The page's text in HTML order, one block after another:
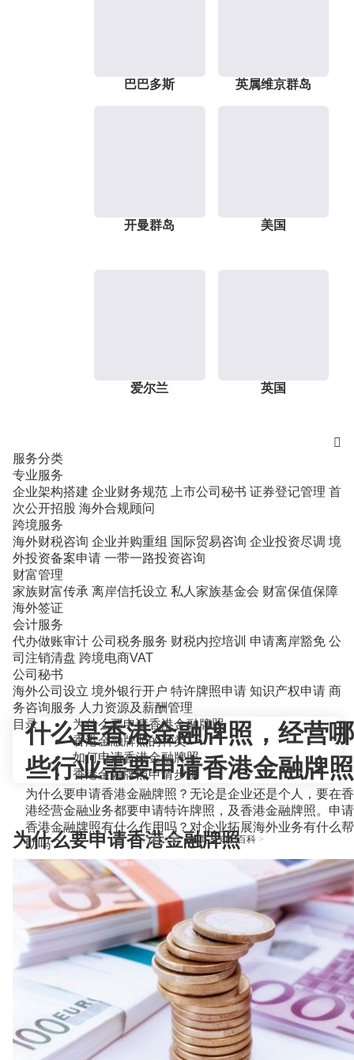
巴巴多斯 英属维京群岛
开曼群岛 美国
爱尔兰 英国

服务分类
专业服务
企业架构搭建 企业财务规范 上市公司秘书 证券登记管理 首
次公开招股 海外合规顾问
跨境服务
海外财税咨询 企业并购重组 国际贸易咨询 企业投资尽调 境
外投资备案申请 一带一路投资咨询
财富管理
家族财富传承 离岸信托设立 私人家族基金会 财富保值保障
海外签证
会计服务
代办做账审计 公司税务服务 财税内控培训 申请离岸豁免 公
司注销清盘 跨境电商VAT
公司秘书
海外公司设立 境外银行开户 特许牌照申请 知识产权申请 商
务咨询服务 人力资源及薪酬管理
当前位置：首页>知识百科>
什么是香港金融牌照，经营哪
些行业需要申请香港金融牌照
为什么要申请香港金融牌照？无论是企业还是个人，要在香
港经营金融业务都要申请特许牌照，及香港金融牌照。申请
香港金融牌照有什么作用吗？对企业拓展海外业务有什么帮
助吗？
目录
为什么要申请香港金融牌照
香港金融牌照的种类
如何申请香港金融牌照
香港金融牌照申请步骤
为什么要申请香港金融牌照